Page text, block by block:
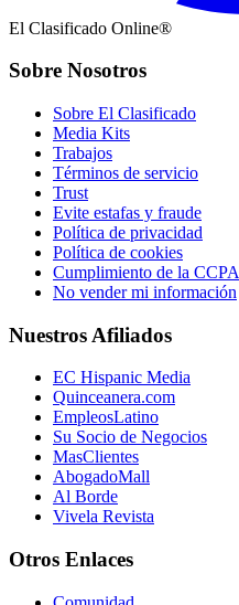
El Clasificado Online®
Sobre Nosotros
Sobre El Clasificado
Media Kits
Trabajos
Términos de servicio
Trust
Evite estafas y fraude
Política de privacidad
Política de cookies
Cumplimiento de la CCPA
No vender mi información
Nuestros Afiliados
EC Hispanic Media
Quinceanera.com
EmpleosLatino
Su Socio de Negocios
MasClientes
AbogadoMall
Al Borde
Vivela Revista
Otros Enlaces